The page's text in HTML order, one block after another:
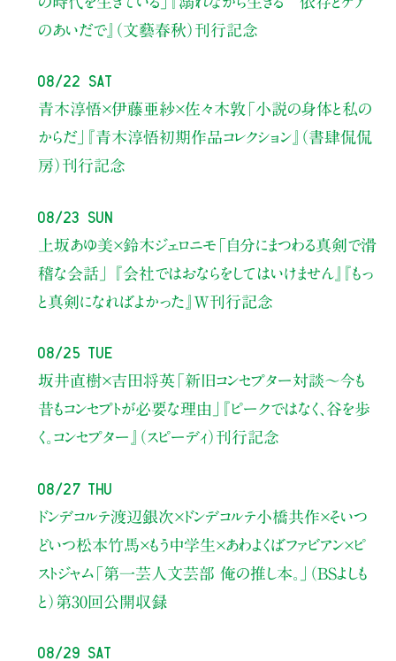
のあいだで』（文藝春秋）刊行記念
08/22 Sat
青木淳悟×伊藤亜紗×佐々木敦 「小説の身体と私の
からだ」
『青木淳悟初期作品コレクション』（書肆侃侃
房）刊行記念
08/23 Sun
上坂あゆ美×鈴木ジェロニモ 「自分にまつわる真剣で滑
稽な会話」
『会社ではおならをしてはいけません』『もっ
と真剣になればよかった』W刊行記念
08/25 Tue
坂井直樹×吉田将英「新旧コンセプター対談～今も
昔もコンセプトが必要な理由」
『ピークではなく、谷を歩
く。コンセプター』（スピーディ）刊行記念
08/27 Thu
ドンデコルテ渡辺銀次×ドンデコルテ小橋共作×そいつ
どいつ松本竹馬×もう中学生×あわよくばファビアン×ピ
ストジャム「第一芸人文芸部 俺の推し本。」（BSよしも
と） 第30回公開収録
08/29 Sat